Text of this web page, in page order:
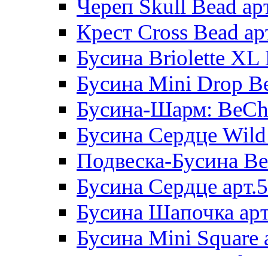
Череп Skull Bead
Крест Cross Bead
Бусина Briolette XL
Бусина Mini Drop
Бусина-Шарм:
Бусина Сердце
Подвеска-Бусина
Бусина Сердце
Бусина Шапочка
Бусина Mini Square